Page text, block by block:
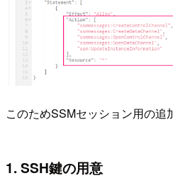
このためSSMセッション用の追
1. SSH鍵の用意